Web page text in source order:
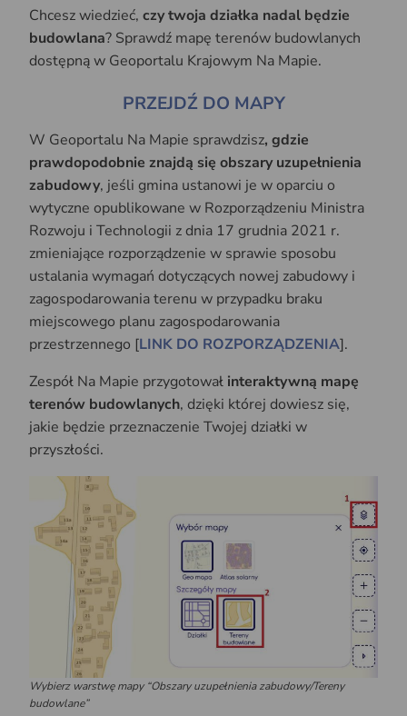
Chcesz wiedzieć, czy twoja działka nadal będzie
budowlana? Sprawdź mapę terenów budowlanych
dostępną w Geoportalu Krajowym Na Mapie.
PRZEJDŹ DO MAPY
W Geoportalu Na Mapie sprawdzisz, gdzie
prawdopodobnie znajdą się obszary uzupełnienia
zabudowy, jeśli gmina ustanowi je w oparciu o
wytyczne opublikowane w Rozporządzeniu Ministra
Rozwoju i Technologii z dnia 17 grudnia 2021 r.
zmieniające rozporządzenie w sprawie sposobu
ustalania wymagań dotyczących nowej zabudowy i
zagospodarowania terenu w przypadku braku
miejscowego planu zagospodarowania
przestrzennego [LINK DO ROZPORZĄDZENIA].
Zespół Na Mapie przygotował interaktywną mapę
terenów budowlanych, dzięki której dowiesz się,
jakie będzie przeznaczenie Twojej działki w
przyszłości.
Wybierz warstwę mapy “Obszary uzupełnienia zabudowy/Tereny
budowlane”